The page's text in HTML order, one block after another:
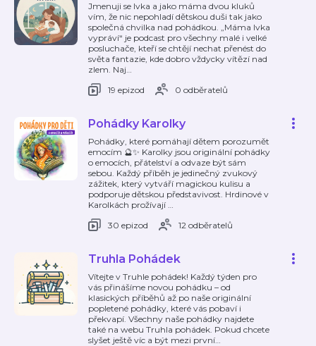
Jmenuji se Ivka a jako máma dvou kluků
vím, že nic nepohladí dětskou duši tak jako
společná chvilka nad pohádkou. „Máma Ivka
vypráví“ je podcast pro všechny malé i velké
posluchače, kteří se chtějí nechat přenést do
světa fantazie, kde dobro vždycky vítězí nad
zlem. Naj…
19 epizod
0 odběratelů
Pohádky Karolky
Pohádky, které pomáhají dětem porozumět
emocím 🔮✨ Karolky jsou originální pohádky
o emocích, přátelství a odvaze být sám
sebou. Každý příběh je jedinečný zvukový
zážitek, který vytváří magickou kulisu a
podporuje dětskou představivost. Hrdinové v
Karolkách prožívají …
30 epizod
12 odběratelů
Truhla Pohádek
Vítejte v Truhle pohádek! Každý týden pro
vás přinášíme novou pohádku – od
klasických příběhů až po naše originální
popletené pohádky, které vás pobaví i
překvapí. Všechny naše pohádky najdete
také na webu Truhla pohádek. Pokud chcete
slyšet ještě víc a být mezi první…